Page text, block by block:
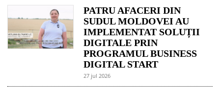
PATRU AFACERI DIN
SUDUL MOLDOVEI AU
IMPLEMENTAT SOLUȚII
DIGITALE PRIN
PROGRAMUL BUSINESS
DIGITAL START
27 jul 2026